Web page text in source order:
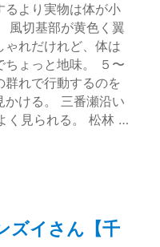
るより実物は体が小
風切基部が黄色く翼
ゃれだけれど、体は
ちょっと地味。 ５〜
群れで行動するのを
かける。 三番瀬沿い
く見られる。 松林 …
沿い緑道】” の
ズイさん【千